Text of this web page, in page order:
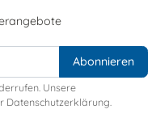
Unsere
Datenschutzerklärung.